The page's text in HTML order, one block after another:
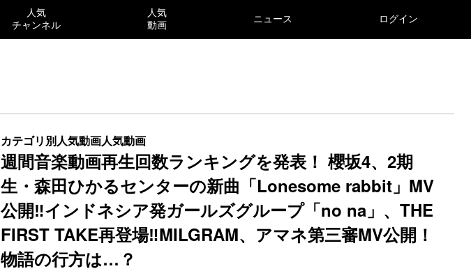
人気
チャンネル
人気
動画
ニュース ログイン
カテゴリ別人気動画人気動画
週間音楽動画再生回数ランキングを発表！ 櫻坂4、2期
生・森田ひかるセンターの新曲「Lonesome rabbit」MV
公開‼インドネシア発ガールズグループ「no na」、THE
FIRST TAKE再登場‼MILGRAM、アマネ第三審MV公開！
物語の行方は…？